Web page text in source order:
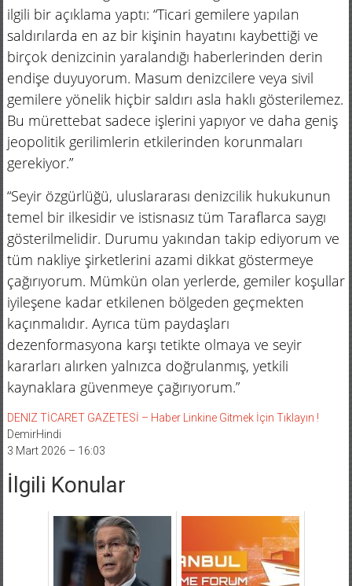
ilgili bir açıklama yaptı: “Ticari gemilere yapılan
saldırılarda en az bir kişinin hayatını kaybettiği ve
birçok denizcinin yaralandığı haberlerinden derin
endişe duyuyorum. Masum denizcilere veya sivil
gemilere yönelik hiçbir saldırı asla haklı gösterilemez.
Bu mürettebat sadece işlerini yapıyor ve daha geniş
jeopolitik gerilimlerin etkilerinden korunmaları
gerekiyor.”
“Seyir özgürlüğü, uluslararası denizcilik hukukunun
temel bir ilkesidir ve istisnasız tüm Taraflarca saygı
gösterilmelidir. Durumu yakından takip ediyorum ve
tüm nakliye şirketlerini azami dikkat göstermeye
çağırıyorum. Mümkün olan yerlerde, gemiler koşullar
iyileşene kadar etkilenen bölgeden geçmekten
kaçınmalıdır. Ayrıca tüm paydaşları
dezenformasyona karşı tetikte olmaya ve seyir
kararları alırken yalnızca doğrulanmış, yetkili
kaynaklara güvenmeye çağırıyorum.”
DENIZ TİCARET GAZETESİ – Haber Linkine Gitmek İçin Tıklayın !
DemirHindi
3 Mart 2026 – 16:03
İlgili Konular